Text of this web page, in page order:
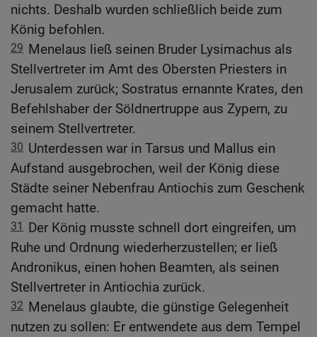
nichts. Deshalb wurden schließlich beide zum
König befohlen.
29 Menelaus ließ seinen Bruder Lysimachus als
Stellvertreter im Amt des Obersten Priesters in
Jerusalem zurück; Sostratus ernannte Krates, den
Befehlshaber der Söldnertruppe aus Zypern, zu
seinem Stellvertreter.
30 Unterdessen war in Tarsus und Mallus ein
Aufstand ausgebrochen, weil der König diese
Städte seiner Nebenfrau Antiochis zum Geschenk
gemacht hatte.
31 Der König musste schnell dort eingreifen, um
Ruhe und Ordnung wiederherzustellen; er ließ
Andronikus, einen hohen Beamten, als seinen
Stellvertreter in Antiochia zurück.
32 Menelaus glaubte, die günstige Gelegenheit
nutzen zu sollen: Er entwendete aus dem Tempel